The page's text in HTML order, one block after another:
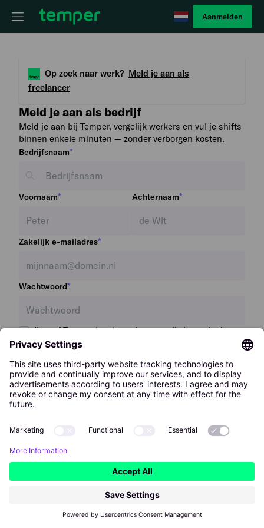
Aanmelden
Op zoek naar werk? Meld je aan als
freelancer
Meld je aan als bedrijf
Meld je aan bij Temper, vergelijk werkers en vul je shifts
binnen enkele minuten — zonder verborgen kosten.
Bedrijfsnaam*
Voornaam* Achternaam*
Zakelijk e-mailadres*
Wachtwoord*
Ik geef Temper toestemming om mij via marketing e-
mails op de hoogte te houden van relevante updates
uitschrijven.
Mijn bedrijf aanmelden